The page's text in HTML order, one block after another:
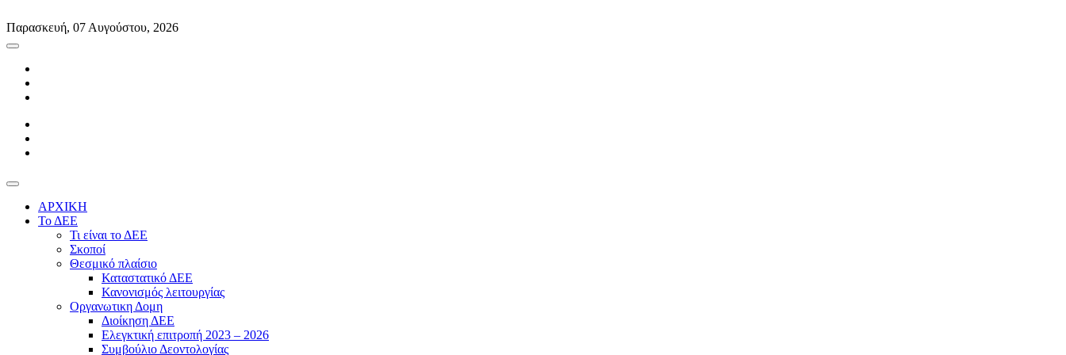
to
content
Παρασκευή, 07 Αυγούστου, 2026
ΑΡΧΙΚΗ
Το ΔΕΕ
Τι είναι το ΔΕΕ
Σκοποί
Θεσμικό πλαίσιο
Καταστατικό ΔΕΕ
Κανονισμός λειτουργίας
Οργανωτικη Δομη
Διοίκηση ΔΕΕ
Ελεγκτική επιτροπή 2023 – 2026
Συμβούλιο Δεοντολογίας